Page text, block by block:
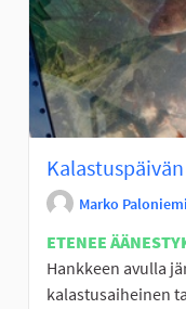
Marko Paloniemi
ETENEE
Hankkeen avulla
kalastusaiheinen